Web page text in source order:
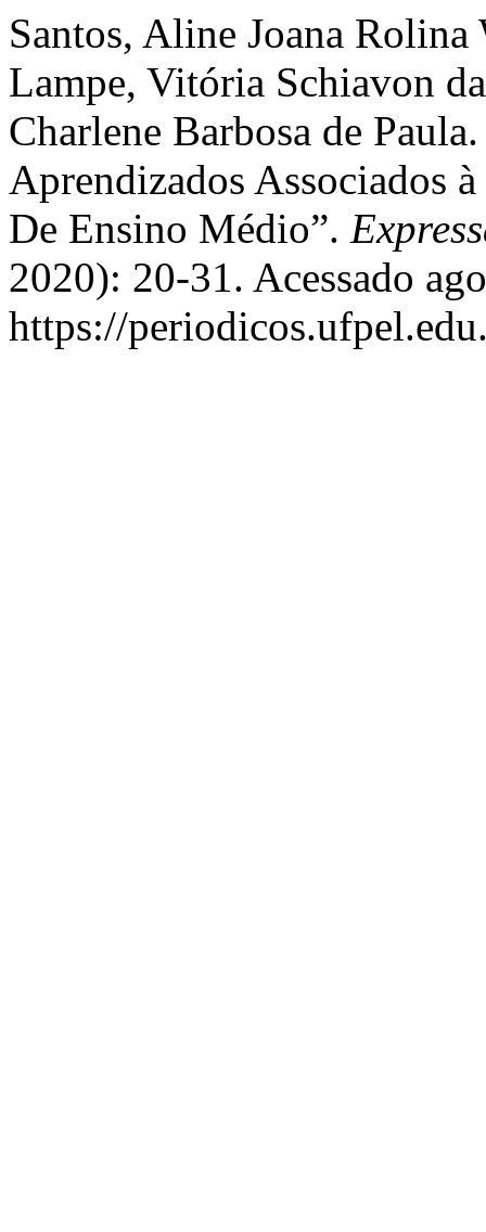
Santos, Aline Joana
Lampe, Vitória Schiavon
Charlene Barbosa de
Aprendizados Associados
De Ensino Médio”.
2020): 20-31. Acessado
https://